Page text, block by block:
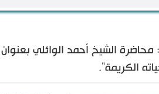
محاضرة الشيخ أحمد الوائلي
الكريمة".